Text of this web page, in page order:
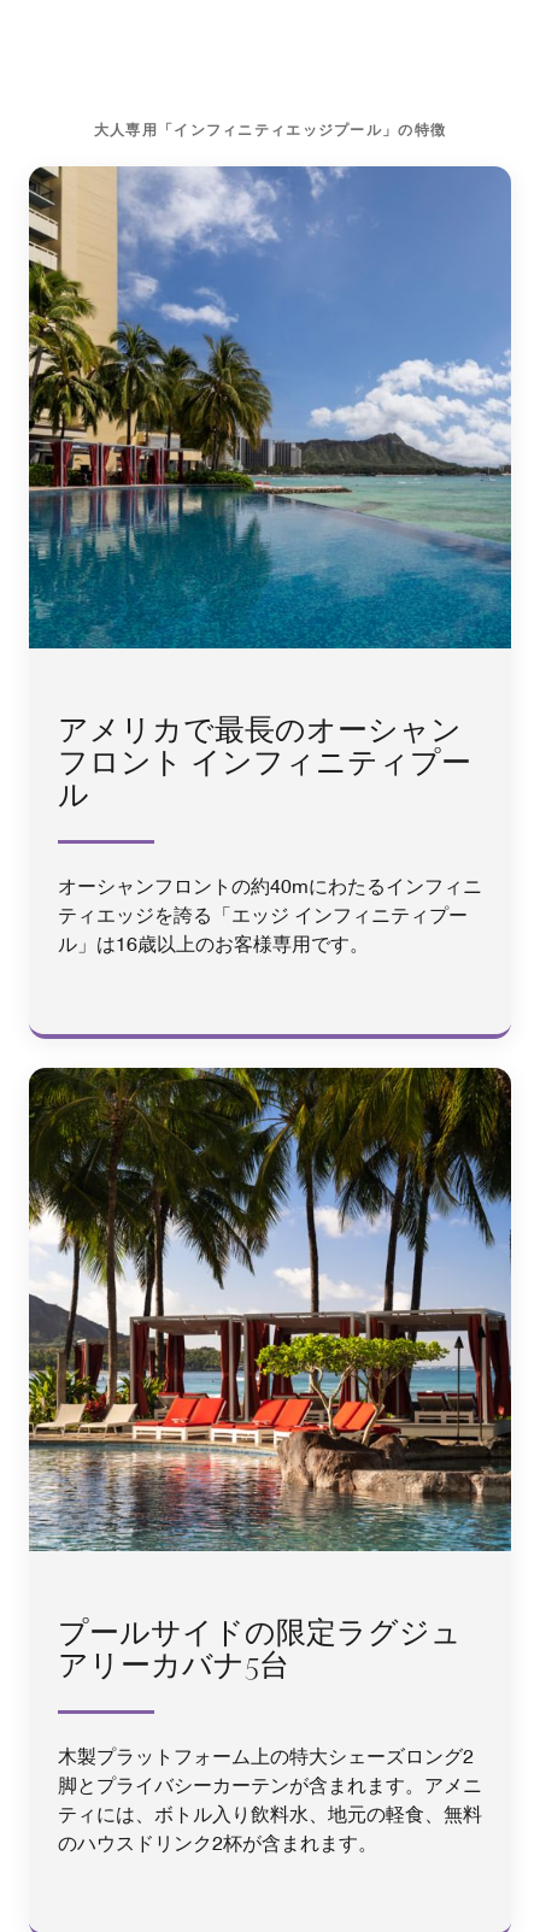
大人専用「インフィニティエッジプール」の特徴
アメリカで最長のオーシャン
フロント インフィニティプー
ル
オーシャンフロントの約40mにわたるインフィニ
ティエッジを誇る「エッジ インフィニティプー
ル」は16歳以上のお客様専用です。
プールサイドの限定ラグジュ
アリーカバナ5台
木製プラットフォーム上の特大シェーズロング2
脚とプライバシーカーテンが含まれます。アメニ
ティには、ボトル入り飲料水、地元の軽食、無料
のハウスドリンク2杯が含まれます。